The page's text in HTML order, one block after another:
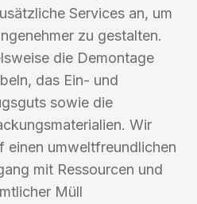
Services an, um
zu gestalten.
die Demontage
das Ein- und
sowie die
Wir
einen umweltfreundlichen
mit Ressourcen und
Müll